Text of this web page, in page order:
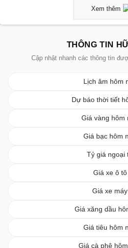
Xem thêm
THÔNG TIN
Cập nhật nhanh các thông tin
Lịch âm hôm
Dự báo thời tiết
Giá vàng hôm
Giá bạc hôm
Tỷ giá ngoại
Giá xe ô tô
Giá xe máy
Giá xăng dầu
Giá tiêu hôm
Giá cà phê